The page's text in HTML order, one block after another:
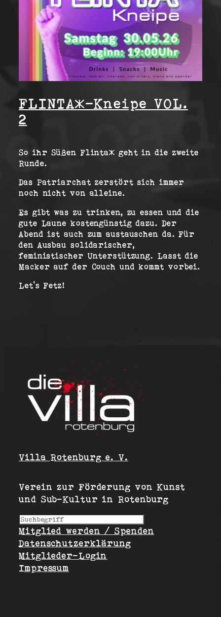
FLINTA*-Kneipe VOL.
2
So ihr Süßen Flinta* geht in die zweite
Runde.
Das Patriarchat zerstört sich immer
noch nicht von alleine.
Es gibt was zu trinken, zu essen und die
gute Laune kostengünstig dazu. Der
Abend ist auch zum austauschen da. Für
den Ausbau solidarischer,
feministischer Unterstützung. Lasst die
Macker auf der Couch und kommt vorbei.
Let’s Fetz!
Villa Rotenburg e. V.
Verein zur Förderung von Kunst
und Sub-Kultur in Rotenburg
S
u
c
h
e
Mitglied werden / Spenden
Datenschutzerklärung
Mitglieder-Login
Impressum